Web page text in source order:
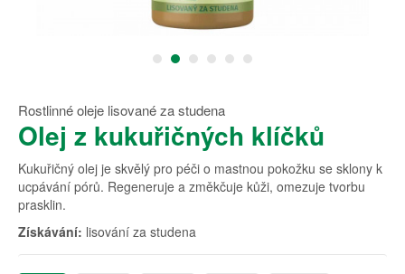
Rostlinné oleje lisované za studena
Olej z kukuřičných klíčků
Kukuřičný olej je skvělý pro péči o mastnou pokožku se sklony k
ucpávání pórů. Regeneruje a změkčuje kůži, omezuje tvorbu
prasklin.
Získávání: lisování za studena